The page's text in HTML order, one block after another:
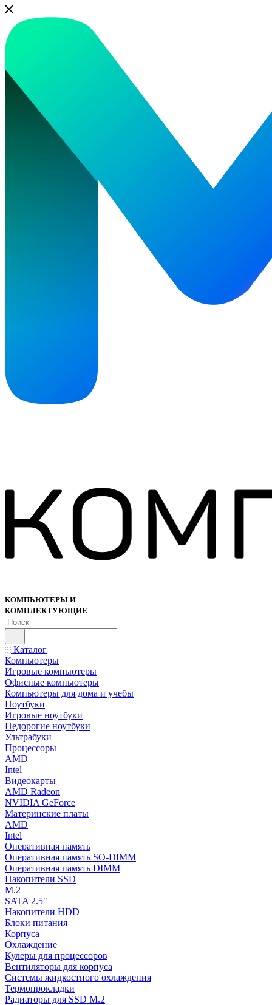
КОМПЬЮТЕРЫ И
КОМПЛЕКТУЮЩИЕ
Каталог
Компьютеры
Игровые компьютеры
Офисные компьютеры
Компьютеры для дома и учебы
Ноутбуки
Игровые ноутбуки
Недорогие ноутбуки
Ультрабуки
Процессоры
AMD
Intel
Видеокарты
AMD Radeon
NVIDIA GeForce
Материнские платы
AMD
Intel
Оперативная память
Оперативная память SO-DIMM
Оперативная память DIMM
Накопители SSD
M.2
SATA 2.5"
Накопители HDD
Блоки питания
Корпуса
Охлаждение
Кулеры для процессоров
Вентиляторы для корпуса
Системы жидкостного охлаждения
Термопрокладки
Радиаторы для SSD M.2